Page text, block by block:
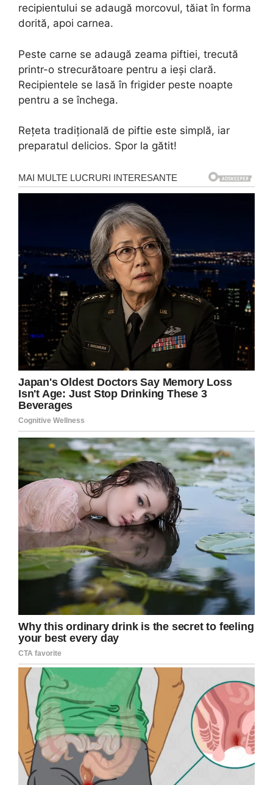
recipientului se adaugă morcovul, tăiat în forma
dorită, apoi carnea.
Peste carne se adaugă zeama piftiei, trecută
printr-o strecurătoare pentru a ieși clară.
Recipientele se lasă în frigider peste noapte
pentru a se închega.
Rețeta tradițională de piftie este simplă, iar
preparatul delicios. Spor la gătit!